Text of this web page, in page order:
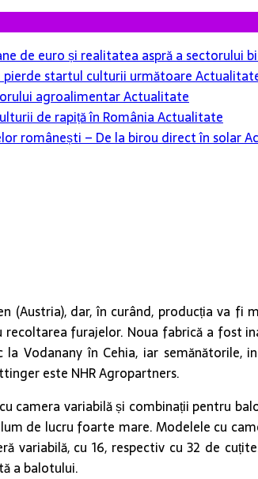
de euro și realitatea aspră a sectorului
pierde startul culturii următoare
agroalimentarActualitate
de rapiță în RomâniaActualitate
românești – De la birou direct în solar
(Austria), dar, în curând, producția
furajelor. Noua fabrică a fost
Vodanany în Cehia, iar semănătorile,
este NHR Agropartners.
camera variabilă și combinații pentru
de lucru foarte mare. Modelele cu
cu 16, respectiv cu 32 de
a balotului.